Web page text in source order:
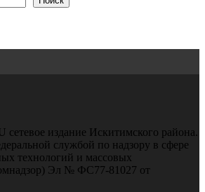
издание Искитимского района.
службой по надзору в сфере
технологий и массовых
Эл № ФС77-81027 от